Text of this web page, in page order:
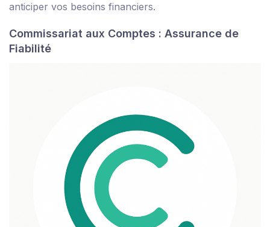
anticiper vos besoins financiers.
Commissariat aux Comptes : Assurance de
Fiabilité